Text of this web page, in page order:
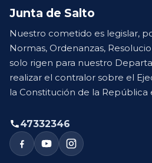
Junta de Salto
Nuestro cometido es legislar,
Normas, Ordenanzas,
solo rigen para nuestro
realizar el contralor sobre el
la Constitución de la República
47332346